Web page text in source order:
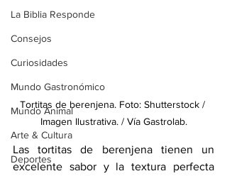
La Biblia Responde
Consejos
Curiosidades
Mundo Gastronómico
Mundo Animal
Arte & Cultura
Deportes
Tortitas de berenjena. Foto: Shutterstock /
Imagen Ilustrativa. / Vía Gastrolab.
Las tortitas de berenjena tienen un
excelente sabor y la textura perfecta